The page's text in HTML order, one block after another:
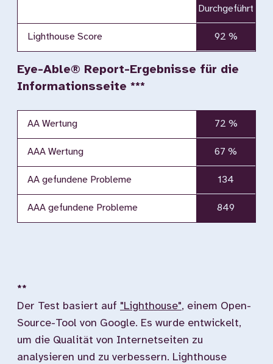
Durchgeführt
Lighthouse Score 92 %
Eye-Able® Report-Ergebnisse für die
Informationsseite ***
AA Wertung 72 %
AAA Wertung 67 %
AA gefundene Probleme 134
AAA gefundene Probleme 849
**
Der Test basiert auf "Lighthouse", einem Open-
Source-Tool von Google. Es wurde entwickelt,
um die Qualität von Internetseiten zu
analysieren und zu verbessern. Lighthouse